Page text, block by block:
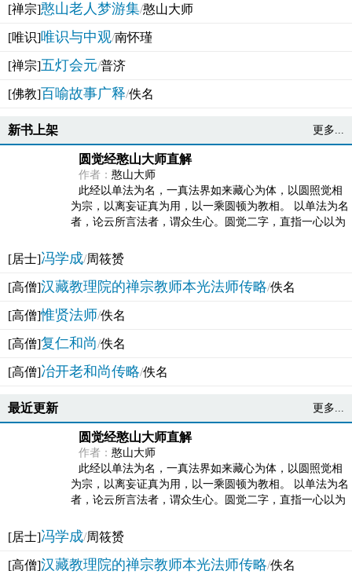
[禅宗]憨山老人梦游集/憨山大师
[唯识]唯识与中观/南怀瑾
[禅宗]五灯会元/普济
[佛教]百喻故事广释/佚名
新书上架 更多...
圆觉经憨山大师直解
作者： 憨山大师
此经以单法为名，一真法界如来藏心为体，以圆照觉相
为宗，以离妄证真为用，以一乘圆顿为教相。 以单法为名
者，论云所言法者，谓众生心。圆觉二字，直指一心以为
[居士]冯学成/周筱赟
[高僧]汉藏教理院的禅宗教师本光法师传略/佚名
[高僧]惟贤法师/佚名
[高僧]复仁和尚/佚名
[高僧]冶开老和尚传略/佚名
最近更新 更多...
圆觉经憨山大师直解
作者： 憨山大师
此经以单法为名，一真法界如来藏心为体，以圆照觉相
为宗，以离妄证真为用，以一乘圆顿为教相。 以单法为名
者，论云所言法者，谓众生心。圆觉二字，直指一心以为
[居士]冯学成/周筱赟
[高僧]汉藏教理院的禅宗教师本光法师传略/佚名